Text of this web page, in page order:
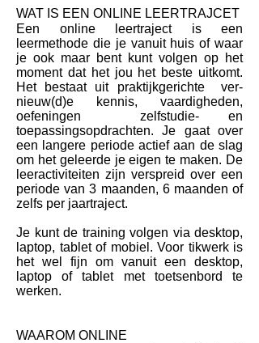
WAT IS EEN ONLINE LEERTRAJCET
Een on line leertraject is een
leermethode die je vanuit huis of waar
je ook maar bent kunt volgen op het
moment dat het jou het beste uitkomt.
Het bestaat uit praktijkgerichte ver-
nieuw(d)e kennis, vaardigheden,
oefeningen zelfstudie- en
toepassingsopdrachten. Je gaat over
een langere periode actief aan de slag
om het geleerde je eigen te maken. De
leeractiviteiten zijn verspreid over een
periode van 3 maanden, 6 maanden of
zelfs per jaartraject.
Je kunt de training volgen via desktop,
laptop, tablet of mobiel. Voor tikwerk is
het wel fijn om vanuit een desktop,
laptop of tablet met toetsenbord te
werken.
WAAROM ONLINE